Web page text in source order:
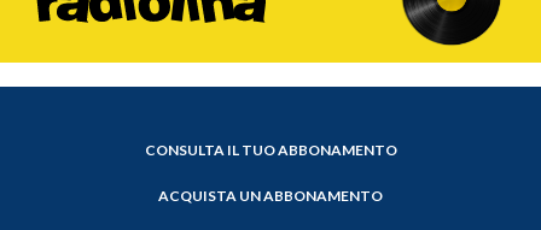
CONSULTA IL TUO ABBONAMENTO
ACQUISTA UN ABBONAMENTO